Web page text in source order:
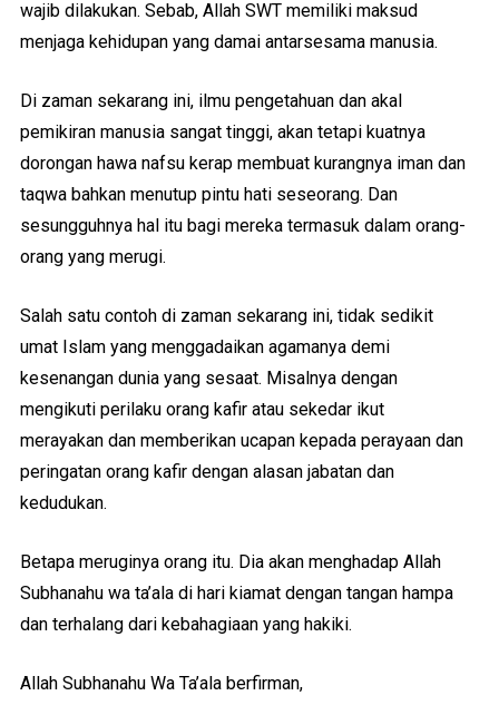
wajib dilakukan. Sebab, Allah SWT memiliki maksud
menjaga kehidupan yang damai antarsesama manusia.
Di zaman sekarang ini, ilmu pengetahuan dan akal
pemikiran manusia sangat tinggi, akan tetapi kuatnya
dorongan hawa nafsu kerap membuat kurangnya iman dan
taqwa bahkan menutup pintu hati seseorang. Dan
sesungguhnya hal itu bagi mereka termasuk dalam orang-
orang yang merugi.
Salah satu contoh di zaman sekarang ini, tidak sedikit
umat Islam yang menggadaikan agamanya demi
kesenangan dunia yang sesaat. Misalnya dengan
mengikuti perilaku orang kafir atau sekedar ikut
merayakan dan memberikan ucapan kepada perayaan dan
peringatan orang kafir dengan alasan jabatan dan
kedudukan.
Betapa meruginya orang itu. Dia akan menghadap Allah
Subhanahu wa ta’ala di hari kiamat dengan tangan hampa
dan terhalang dari kebahagiaan yang hakiki.
Allah Subhanahu Wa Ta’ala berfirman,